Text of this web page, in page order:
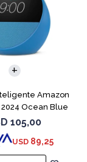
Amazon
2024 Ocean Blue
105,00
USD 89,25